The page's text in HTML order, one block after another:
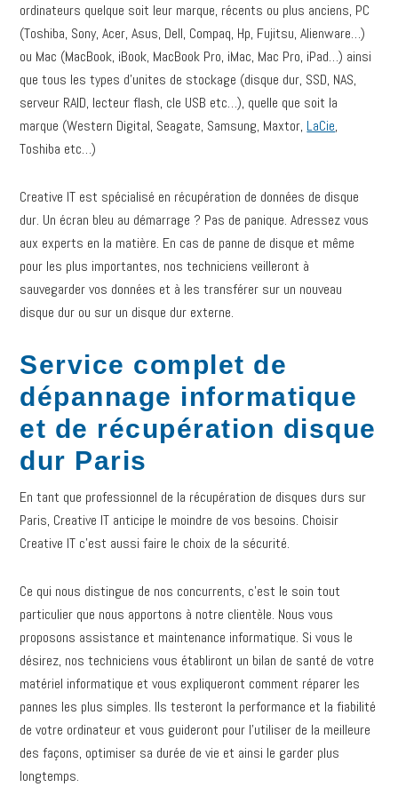
ordinateurs quelque soit leur marque, récents ou plus anciens, PC
(Toshiba, Sony, Acer, Asus, Dell, Compaq, Hp, Fujitsu, Alienware…)
ou Mac (MacBook, iBook, MacBook Pro, iMac, Mac Pro, iPad…) ainsi
que tous les types d’unites de stockage (disque dur, SSD, NAS,
serveur RAID, lecteur flash, cle USB etc…), quelle que soit la
marque (Western Digital, Seagate, Samsung, Maxtor, LaCie,
Toshiba etc…)
Creative IT est spécialisé en récupération de données de disque
dur. Un écran bleu au démarrage ? Pas de panique. Adressez vous
aux experts en la matière. En cas de panne de disque et même
pour les plus importantes, nos techniciens veilleront à
sauvegarder vos données et à les transférer sur un nouveau
disque dur ou sur un disque dur externe.
Service complet de
dépannage informatique
et de récupération disque
dur Paris
En tant que professionnel de la récupération de disques durs sur
Paris, Creative IT anticipe le moindre de vos besoins. Choisir
Creative IT c’est aussi faire le choix de la sécurité.
Ce qui nous distingue de nos concurrents, c’est le soin tout
particulier que nous apportons à notre clientèle. Nous vous
proposons assistance et maintenance informatique. Si vous le
désirez, nos techniciens vous établiront un bilan de santé de votre
matériel informatique et vous expliqueront comment réparer les
pannes les plus simples. Ils testeront la performance et la fiabilité
de votre ordinateur et vous guideront pour l’utiliser de la meilleure
des façons, optimiser sa durée de vie et ainsi le garder plus
longtemps.